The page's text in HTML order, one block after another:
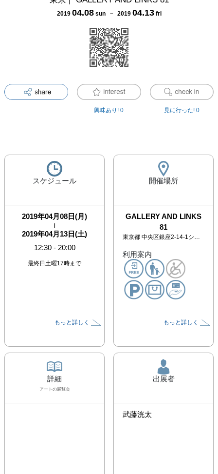
2019 04.08 sun－ 2019 04.13 fri
興味あり! 0 見に行った! 0
スケジュール
2019年04月08日(月)
|
2019年04月13日(土)
12:30- 20:00
最終日土曜17時まで
もっと詳しく
開催場所
GALLERY AND LINKS
81
東京都 中央区銀座2-14-1シャルル銀座ビル1F 2F
利用案内
もっと詳しく
詳細
アート の展覧会
出展者
武藤洸太